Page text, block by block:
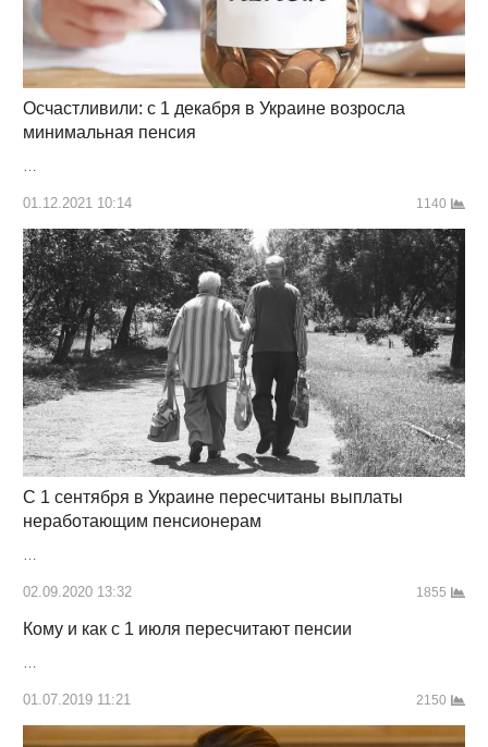
Осчастливили: с 1 декабря в Украине возросла
минимальная пенсия
01.12.2021 10:14 1140
С 1 сентября в Украине пересчитаны выплаты
неработающим пенсионерам
…
02.09.2020 13:32 1855
Кому и как с 1 июля пересчитают пенсии
…
01.07.2019 11:21 2150